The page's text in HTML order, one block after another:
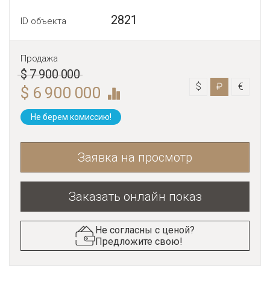
ID объекта 2821
Продажа
$ 7 900 000
$ 6 900 000 $ ₽ €
Не берем комиссию!
Заявка на просмотр
Заказать онлайн показ
Не согласны с ценой?
Предложите свою!